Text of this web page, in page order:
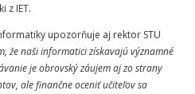
z IET.
upozorňuje aj rektor STU
že naši informatici získavajú významné
je obrovský záujem aj zo strany
ale finančne oceniť učiteľov sa